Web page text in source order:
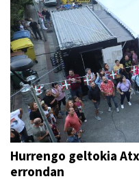
Hurrengo geltokia
errondan